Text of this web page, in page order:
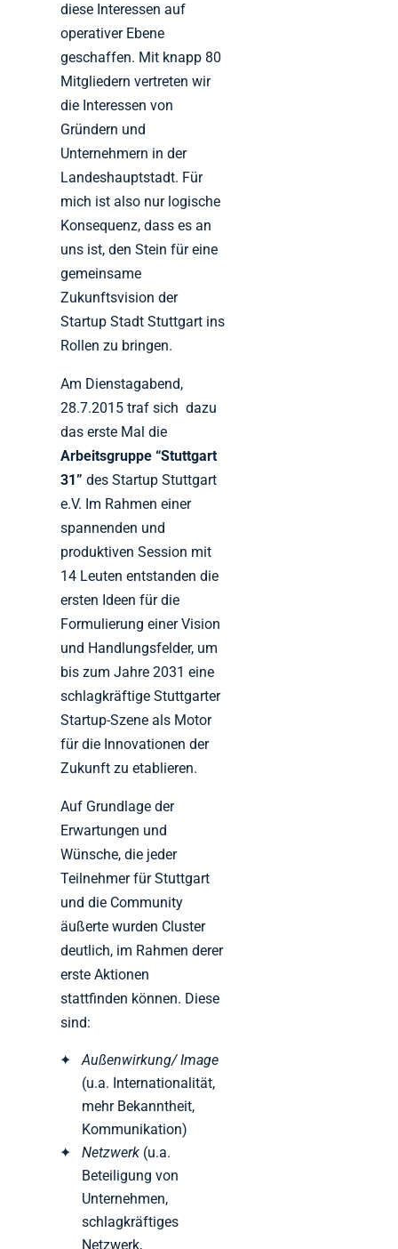
diese Interessen auf
operativer Ebene
geschaffen. Mit knapp 80
Mitgliedern vertreten wir
die Interessen von
Gründern und
Unternehmern in der
Landeshauptstadt. Für
mich ist also nur logische
Konsequenz, dass es an
uns ist, den Stein für eine
gemeinsame
Zukunftsvision der
Startup Stadt Stuttgart ins
Rollen zu bringen.
Am Dienstagabend,
28.7.2015 traf sich dazu
das erste Mal die
Arbeitsgruppe “Stuttgart
31” des Startup Stuttgart
e.V. Im Rahmen einer
spannenden und
produktiven Session mit
14 Leuten entstanden die
ersten Ideen für die
Formulierung einer Vision
und Handlungsfelder, um
bis zum Jahre 2031 eine
schlagkräftige Stuttgarter
Startup-Szene als Motor
für die Innovationen der
Zukunft zu etablieren.
Auf Grundlage der
Erwartungen und
Wünsche, die jeder
Teilnehmer für Stuttgart
und die Community
äußerte wurden Cluster
deutlich, im Rahmen derer
erste Aktionen
stattfinden können. Diese
sind:
Außenwirkung/ Image
(u.a. Internationalität,
mehr Bekanntheit,
Kommunikation)
Netzwerk (u.a.
Beteiligung von
Unternehmen,
schlagkräftiges
Netzwerk,